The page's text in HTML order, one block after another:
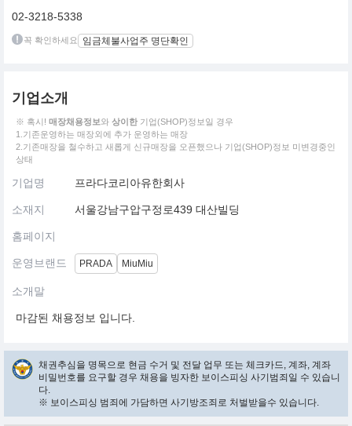
02-3218-5338
꼭 확인하세요 임금체불사업주 명단확인
기업소개
※ 혹시! 매장채용정보와 상이한 기업(SHOP)정보일 경우
1.기존운영하는 매장외에 추가 운영하는 매장
2.기존매장을 철수하고 새롭게 신규매장을 오픈했으나 기업(SHOP)정보 미변경중인
상태
기업명 프라다코리아유한회사
소재지 서울강남구압구정로439 대산빌딩
홈페이지
운영브랜드 PRADA MiuMiu
소개말
마감된 채용정보 입니다.
채권추심을 명목으로 현금 수거 및 전달 업무 또는 체크카드, 계좌, 계좌
비밀번호를 요구할 경우 채용을 빙자한 보이스피싱 사기범죄일 수 있습니
다.
※ 보이스피싱 범죄에 가담하면 사기방조죄로 처벌받을수 있습니다.